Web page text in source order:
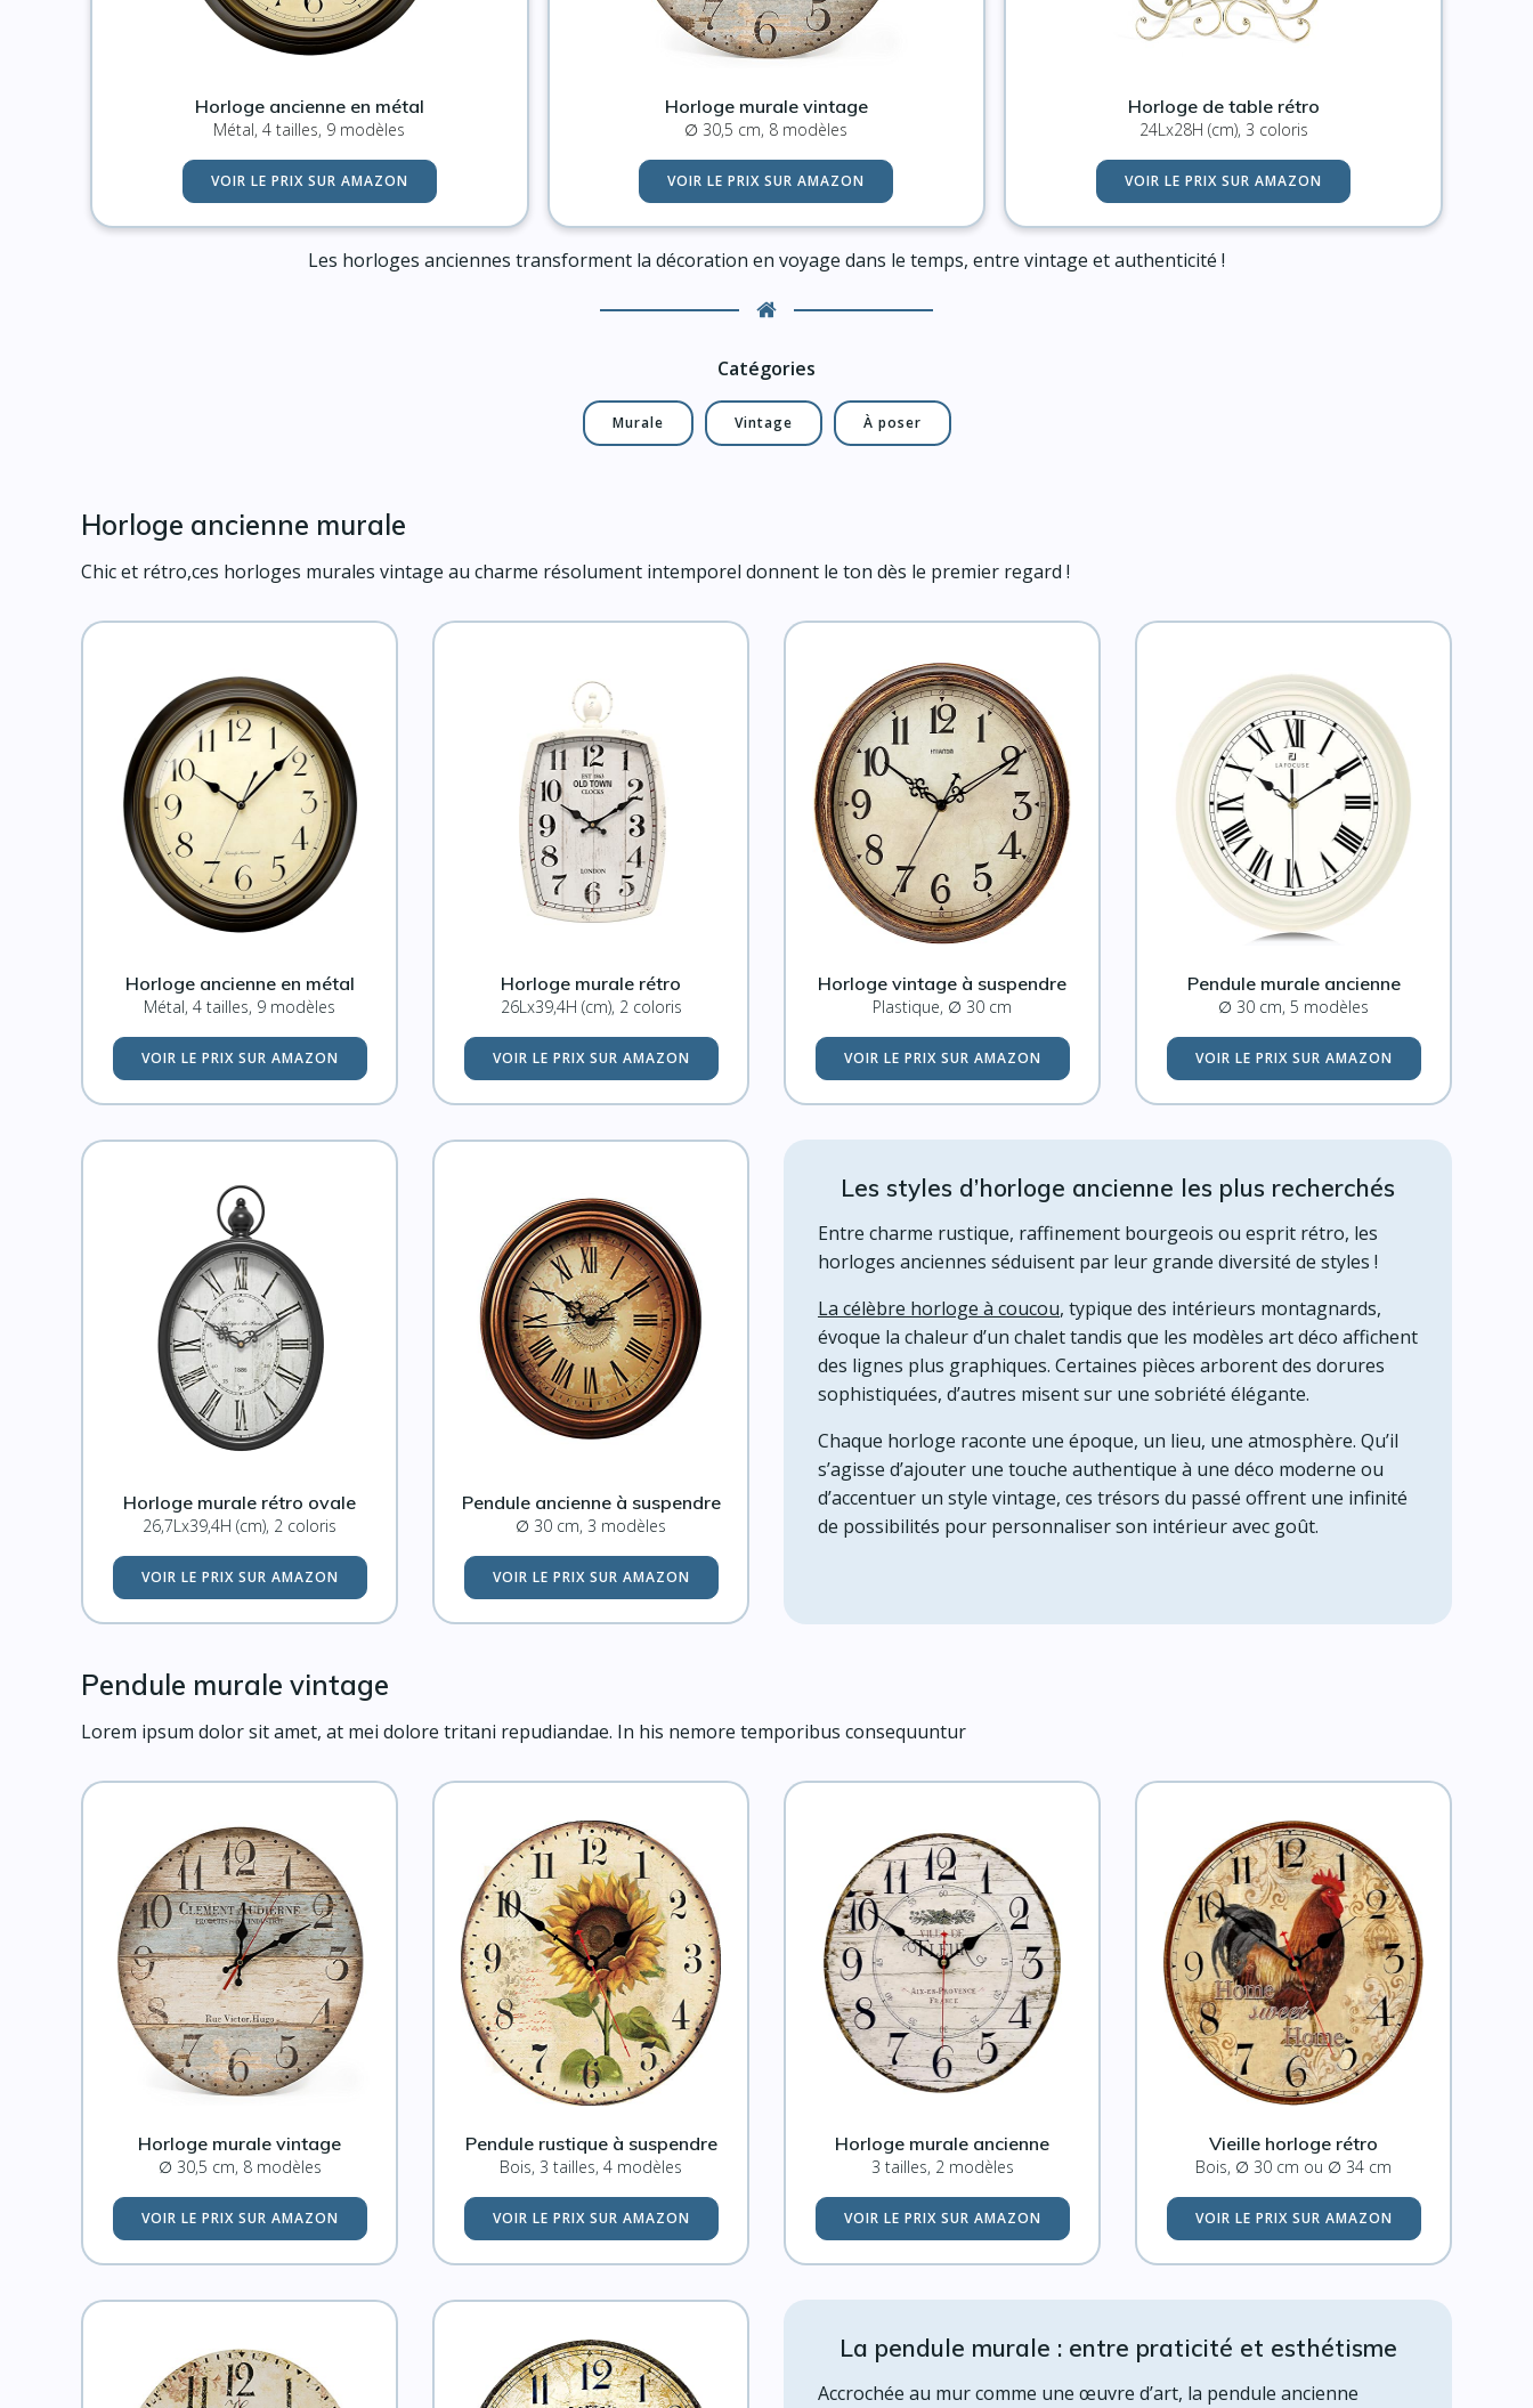
Horloge ancienne en métal
Métal, 4 tailles, 9 modèles
VOIR LE PRIX SUR AMAZON
Horloge murale vintage
∅ 30,5 cm, 8 modèles
VOIR LE PRIX SUR AMAZON
Horloge de table rétro
24Lx28H (cm), 3 coloris
VOIR LE PRIX SUR AMAZON
Les horloges anciennes transforment la décoration en voyage dans le temps, entre vintage et authenticité !
Catégories
Murale Vintage À poser
Horloge ancienne murale
Chic et rétro,ces horloges murales vintage au charme résolument intemporel donnent le ton dès le premier regard !
Horloge ancienne en métal
Métal, 4 tailles, 9 modèles
VOIR LE PRIX SUR AMAZON
Horloge murale rétro
26Lx39,4H (cm), 2 coloris
VOIR LE PRIX SUR AMAZON
Horloge vintage à suspendre
Plastique, ∅ 30 cm
VOIR LE PRIX SUR AMAZON
Pendule murale ancienne
∅ 30 cm, 5 modèles
VOIR LE PRIX SUR AMAZON
Horloge murale rétro ovale
26,7Lx39,4H (cm), 2 coloris
VOIR LE PRIX SUR AMAZON
Pendule ancienne à suspendre
∅ 30 cm, 3 modèles
VOIR LE PRIX SUR AMAZON
Les styles d’horloge ancienne les plus recherchés
Entre charme rustique, raffinement bourgeois ou esprit rétro, les
horloges anciennes séduisent par leur grande diversité de styles !
La célèbre horloge à coucou, typique des intérieurs montagnards,
évoque la chaleur d’un chalet tandis que les modèles art déco affichent
des lignes plus graphiques. Certaines pièces arborent des dorures
sophistiquées, d’autres misent sur une sobriété élégante.
Chaque horloge raconte une époque, un lieu, une atmosphère. Qu’il
s’agisse d’ajouter une touche authentique à une déco moderne ou
d’accentuer un style vintage, ces trésors du passé offrent une infinité
de possibilités pour personnaliser son intérieur avec goût.
Pendule murale vintage
Lorem ipsum dolor sit amet, at mei dolore tritani repudiandae. In his nemore temporibus consequuntur
Horloge murale vintage
∅ 30,5 cm, 8 modèles
VOIR LE PRIX SUR AMAZON
Pendule rustique à suspendre
Bois, 3 tailles, 4 modèles
VOIR LE PRIX SUR AMAZON
Horloge murale ancienne
3 tailles, 2 modèles
VOIR LE PRIX SUR AMAZON
Vieille horloge rétro
Bois, ∅ 30 cm ou ∅ 34 cm
VOIR LE PRIX SUR AMAZON
La pendule murale : entre praticité et esthétisme
Accrochée au mur comme une œuvre d’art, la pendule ancienne